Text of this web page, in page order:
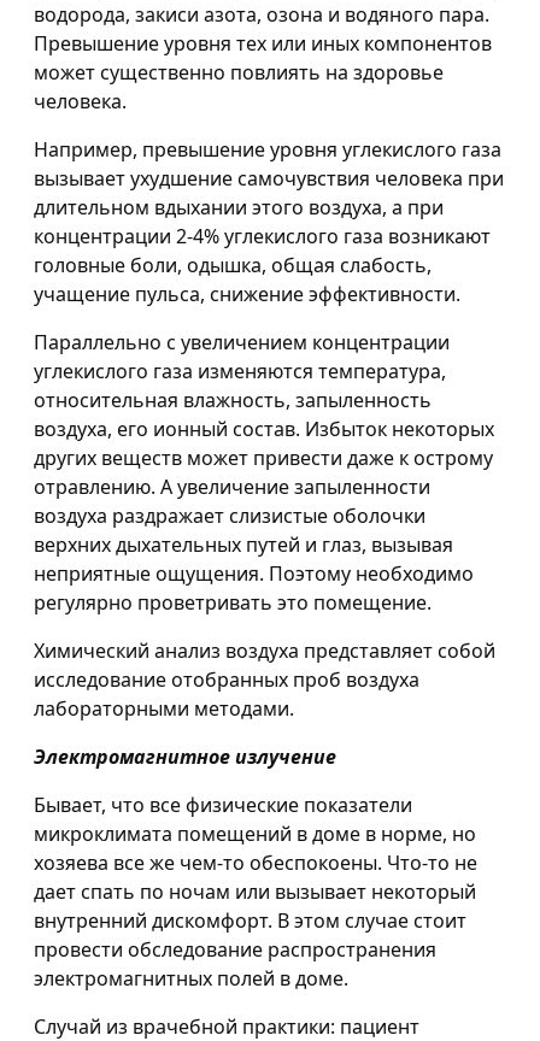
водорода, закиси азота, озона и водяного пара.
Превышение уровня тех или иных компонентов
может существенно повлиять на здоровье
человека.
Например, превышение уровня углекислого газа
вызывает ухудшение самочувствия человека при
длительном вдыхании этого воздуха, а при
концентрации 2-4% углекислого газа возникают
головные боли, одышка, общая слабость,
учащение пульса, снижение эффективности.
Параллельно с увеличением концентрации
углекислого газа изменяются температура,
относительная влажность, запыленность
воздуха, его ионный состав. Избыток некоторых
других веществ может привести даже к острому
отравлению. А увеличение запыленности
воздуха раздражает слизистые оболочки
верхних дыхательных путей и глаз, вызывая
неприятные ощущения. Поэтому необходимо
регулярно проветривать это помещение.
Химический анализ воздуха представляет собой
исследование отобранных проб воздуха
лабораторными методами.
Электромагнитное излучение
Бывает, что все физические показатели
микроклимата помещений в доме в норме, но
хозяева все же чем-то обеспокоены. Что-то не
дает спать по ночам или вызывает некоторый
внутренний дискомфорт. В этом случае стоит
провести обследование распространения
электромагнитных полей в доме.
Случай из врачебной практики: пациент